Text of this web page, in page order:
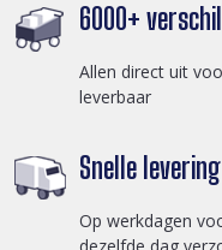
6000+
Allen direct uit
leverbaar
Snelle levering
Op werkdagen